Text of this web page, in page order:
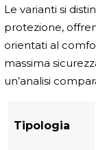
Le varianti si
protezione,
orientati al
massima
un’analisi
Tipologia